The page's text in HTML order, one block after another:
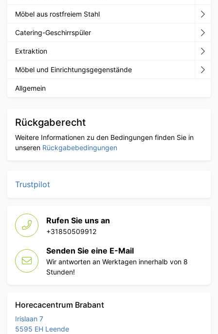
Möbel aus rostfreiem Stahl
Catering-Geschirrspüler
Extraktion
Möbel und Einrichtungsgegenstände
Allgemein
Rückgaberecht
Weitere Informationen zu den Bedingungen finden Sie in
unseren Rückgabebedingungen
Trustpilot
Rufen Sie uns an
+31850509912
Senden Sie eine E-Mail
Wir antworten an Werktagen innerhalb von 8
Stunden!
Horecacentrum Brabant
Irislaan 7
5595 EH Leende